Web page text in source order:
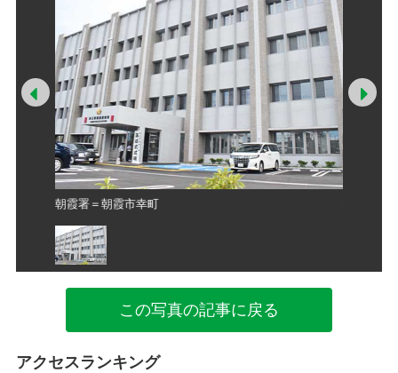
朝霞署＝朝霞市幸町
Prev
この写真の記事に戻る
アクセスランキング